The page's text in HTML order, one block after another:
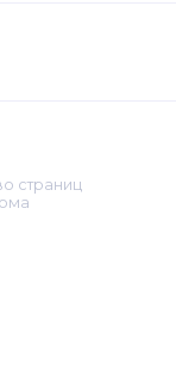
страниц